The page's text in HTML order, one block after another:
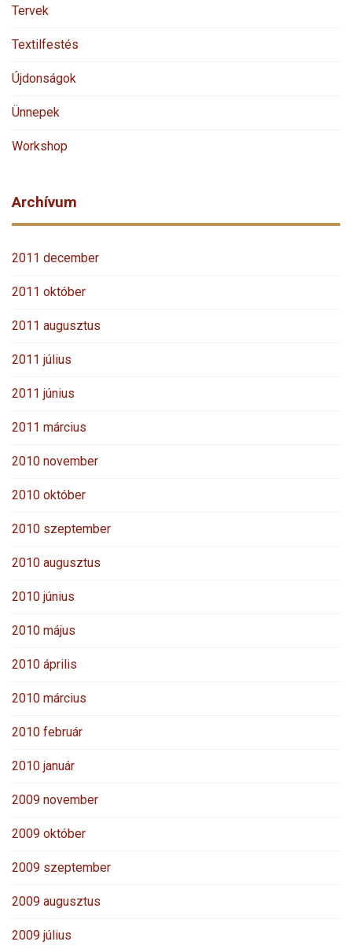
Tervek
Textilfestés
Újdonságok
Ünnepek
Workshop
Archívum
2011 december
2011 október
2011 augusztus
2011 július
2011 június
2011 március
2010 november
2010 október
2010 szeptember
2010 augusztus
2010 június
2010 május
2010 április
2010 március
2010 február
2010 január
2009 november
2009 október
2009 szeptember
2009 augusztus
2009 július